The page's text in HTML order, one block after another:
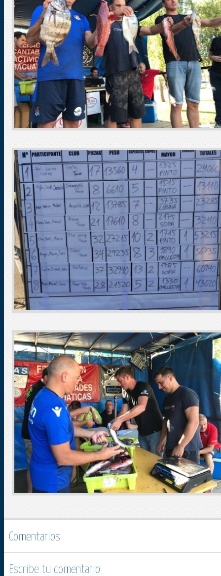
Comentarios
Escribe tu comentario